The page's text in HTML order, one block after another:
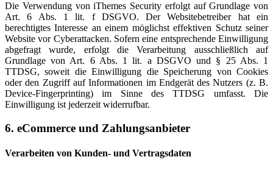
Die Verwendung von iThemes Security erfolgt auf Grundlage von
Art. 6 Abs. 1 lit. f DSGVO. Der Websitebetreiber hat ein
berechtigtes Interesse an einem möglichst effektiven Schutz seiner
Website vor Cyberattacken. Sofern eine entsprechende Einwilligung
abgefragt wurde, erfolgt die Verarbeitung ausschließlich auf
Grundlage von Art. 6 Abs. 1 lit. a DSGVO und § 25 Abs. 1
TTDSG, soweit die Einwilligung die Speicherung von Cookies
oder den Zugriff auf Informationen im Endgerät des Nutzers (z. B.
Device-Fingerprinting) im Sinne des TTDSG umfasst. Die
Einwilligung ist jederzeit widerrufbar.
6. eCommerce und Zahlungs­anbieter
Verarbeiten von Kunden- und Vertragsdaten